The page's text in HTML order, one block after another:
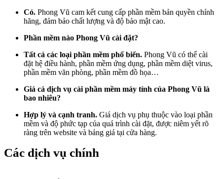
Có. Phong Vũ cam kết cung cấp phần mềm bản quyền chính
hãng, đảm bảo chất lượng và độ bảo mật cao.
Phần mềm nào Phong Vũ cài đặt?
Tất cả các loại phần mềm phổ biến. Phong Vũ có thể cài
đặt hệ điều hành, phần mềm ứng dụng, phần mềm diệt virus,
phần mềm văn phòng, phần mềm đồ họa…
Giá cả dịch vụ cài phần mềm máy tính của Phong Vũ là
bao nhiêu?
Hợp lý và cạnh tranh. Giá dịch vụ phụ thuộc vào loại phần
mềm và độ phức tạp của quá trình cài đặt, được niêm yết rõ
ràng trên website và bảng giá tại cửa hàng.
Các dịch vụ chính